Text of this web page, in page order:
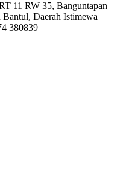
11 RW 35, Banguntapan
Daerah Istimewa
380839